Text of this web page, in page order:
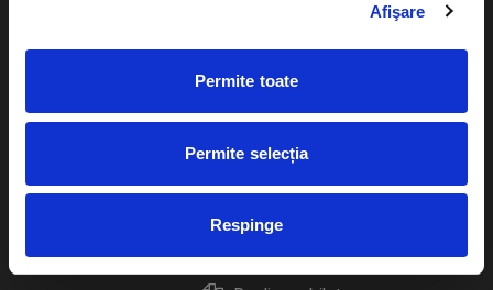
Afişare
Permite toate
Permite selecția
Respinge
Cum comand bilete?
Plata online sau cash
Livrare prin curier
Returnare bilete
Diverse